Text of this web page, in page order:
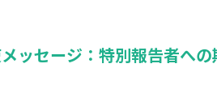
ッセージ：特別報告者への